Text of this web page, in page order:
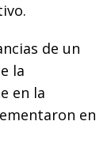
de un
la
en la
en